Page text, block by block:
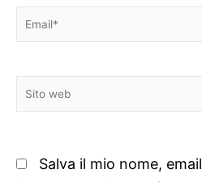
Email*
Sito
web
Salva il mio nome,